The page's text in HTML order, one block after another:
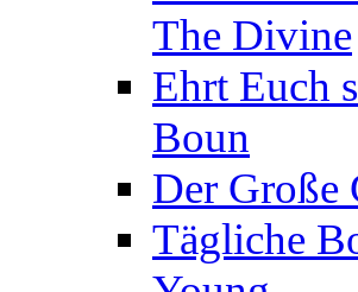
The Divine
Ehrt Euch
Boun
Der
Tägliche